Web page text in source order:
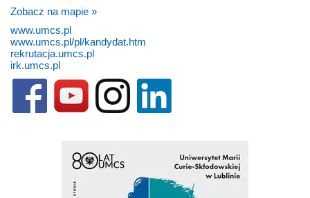
Zobacz na mapie »
www.umcs.pl
www.umcs.pl/pl/kandydat.htm
rekrutacja.umcs.pl
irk.umcs.pl